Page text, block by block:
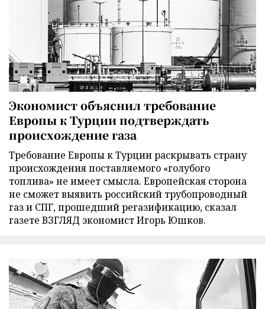
Экономист объяснил требование
Европы к Турции подтверждать
происхождение газа
Требование Европы к Турции раскрывать страну
происхождения поставляемого «голубого
топлива» не имеет смысла. Европейская сторона
не сможет выявить российский трубопроводный
газ и СПГ, прошедший регазификацию, сказал
газете ВЗГЛЯД экономист Игорь Юшков.